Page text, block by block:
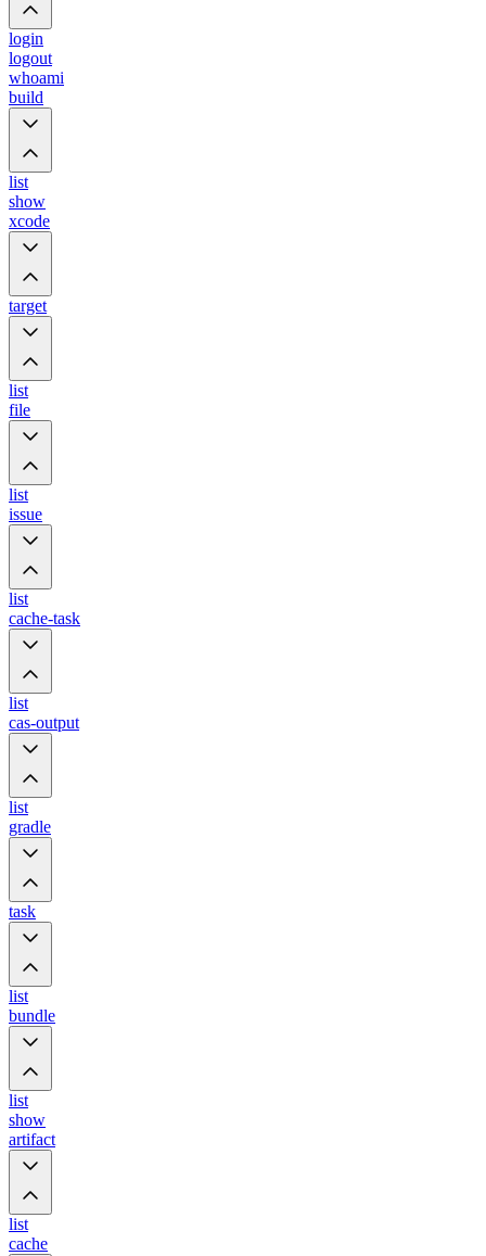
login
logout
whoami
build
list
show
xcode
target
list
file
list
issue
list
cache-task
list
cas-output
list
gradle
task
list
bundle
list
show
artifact
list
cache